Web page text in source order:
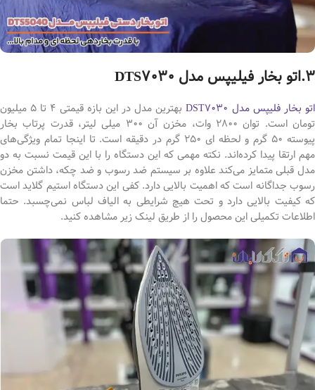
3.اتو بخار فیلیپس مدل DTS7030
اتو بخار فلیپس مدل DST7030
بهترین مدل در این بازه قیمتی 4 تا 5 میلیون
تومان است. توان 2800 وات، مخزن آن 300 میلی لیتر، قدرت پرتاب بخار
پیوسته 50 گرم و لحظه ای 250 گرم در دقیقه است. تا اینجا تمام ویژگی‌های
مهم ارتقا پیدا کرده‌اند. نکته مهمی که این دستگاه را با این قیمت نسبت به دو
مدل قبلی متمایز می‌کند علاوه بر سیستم ضد رسوب و ضد چکه، داشتن مخزن
رسوب جداگانه است که اهمیت بالایی دارد. کفی این دستگاه استیم گلاید است
که کیفیت بالایی دارد و تحت هیچ شرایطی به الیاف لباس نمی‌چسبد. حتما
اطلاعات تکمیلی این محصول را از طریق لینک زیر مشاهده کنید.